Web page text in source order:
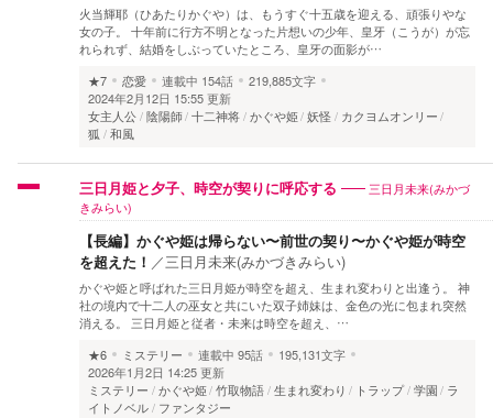
火当輝耶（ひあたりかぐや）は、もうすぐ十五歳を迎える、頑張りやな
女の子。 十年前に行方不明となった片想いの少年、皇牙（こうが）が忘
れられず、結婚をしぶっていたところ、皇牙の面影が…
★7
恋愛 連載中 154話
219,885文字
2024年2月12日 15:55 更新
女主人公 陰陽師 十二神将 かぐや姫 妖怪
カクヨムオンリー
狐
和風
三日月姫と夕子、時空が契りに呼応する
三日月未来(みかづ
きみらい)
【長編】かぐや姫は帰らない〜前世の契り〜かぐや姫が時空
を超えた！ ／三日月未来(みかづきみらい)
かぐや姫と呼ばれた三日月姫が時空を超え、生まれ変わりと出逢う。 神
社の境内で十二人の巫女と共にいた双子姉妹は、金色の光に包まれ突然
消える。 三日月姫と従者・未来は時空を超え、…
★6
ミステリー 連載中 95話
195,131文字
2026年1月2日 14:25 更新
ミステリー
かぐや姫 竹取物語 生まれ変わり トラップ 学園
ラ
イトノベル
ファンタジー